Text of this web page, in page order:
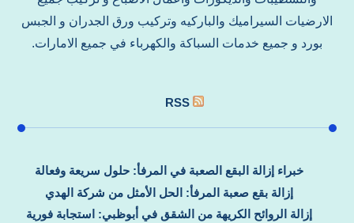
الارضيات السيراميك والباركيه وتركيب ورق الجدران و الجبس
بورد و جميع خدمات السباكة والكهرباء في جميع الامارات.
RSS
خبراء إزالة البقع الصعبة في المرفأ: حلول سريعة وفعالة
إزالة بقع صعبة المرفأ: الحل الأمثل من شركة الهدي
إزالة الروائح الكريهة من الشقق في أبوظبي: استجابة فورية